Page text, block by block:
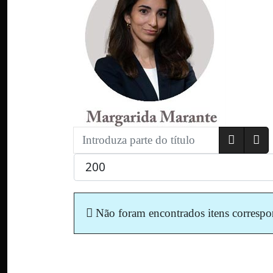
Introduza parte do título
Qtd. a exibir
Informação
Não foram encontrados itens